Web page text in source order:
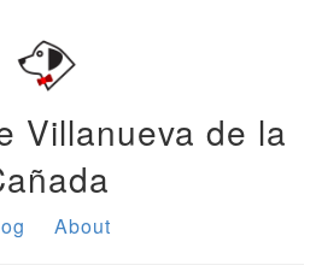
Villanueva de la
About